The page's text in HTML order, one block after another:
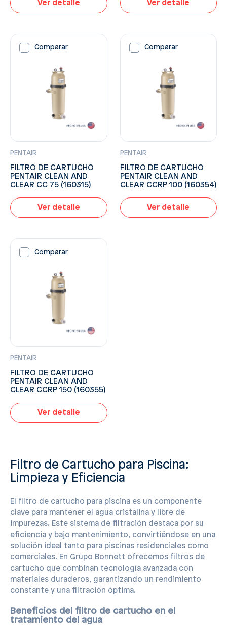
Ver detalle Ver detalle
Comparar
PENTAIR
FILTRO DE CARTUCHO
PENTAIR CLEAN AND
CLEAR CC 75 (160315)
Ver detalle
Comparar
PENTAIR
FILTRO DE CARTUCHO
PENTAIR CLEAN AND
CLEAR CCRP 100 (160354)
Ver detalle
Comparar
PENTAIR
FILTRO DE CARTUCHO
PENTAIR CLEAN AND
CLEAR CCRP 150 (160355)
Ver detalle
Filtro de Cartucho para Piscina:
Limpieza y Eficiencia
El filtro de cartucho para piscina es un componente
clave para mantener el agua cristalina y libre de
impurezas. Este sistema de filtración destaca por su
eficiencia y bajo mantenimiento, convirtiéndose en una
solución ideal tanto para piscinas residenciales como
comerciales. En Grupo Bonnett ofrecemos filtros de
cartucho que combinan tecnología avanzada con
materiales duraderos, garantizando un rendimiento
constante y una filtración óptima.
Beneficios del filtro de cartucho en el
tratamiento del agua